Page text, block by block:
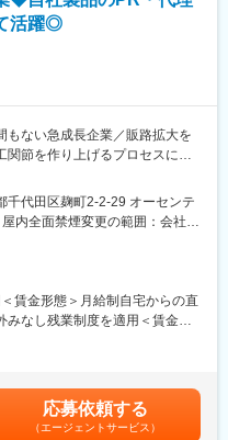
ことで、お客様からの信頼や
せん。
に解体したり、組み立てたりす
に届くお問い合わせ内容を把握
ます。その他、先輩社員との
になるまで手厚くサポート致し
ッチアップいただけるよう充
す。
り、万が一、対応（出動）が
きます。
活躍◎
もない急成長企業／販路拡大を
関節を作り上げるプロセスに携
の営業職として、関東・関西・
ーに対する自社製品のPR活動、
深耕営業をお任せします。
クターのニーズ収集と開発フ
に最適化された新製品をスピー
千代田区麹町2-2-29 オーセンテ
内全面禁煙変更の範囲：会社の
）
賃金形態＞月給制自宅からの直
みなし残業制度を適用＜賃金内
。月給(月額)は固定手当を含めた
応募依頼する
（エージェントサービス）